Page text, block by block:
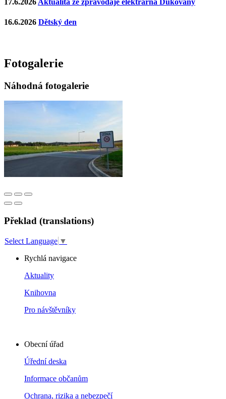
17.6.2026Aktualita ze zpravodaje elektrárna Dukovany
16.6.2026 Dětský den
Fotogalerie
Náhodná fotogalerie
Překlad (translations)
Select Language ▼
Rychlá navigace
Aktuality
Knihovna
Pro návštěvníky
Obecní úřad
Úřední deska
Informace občanům
Ochrana, rizika a nebezpečí